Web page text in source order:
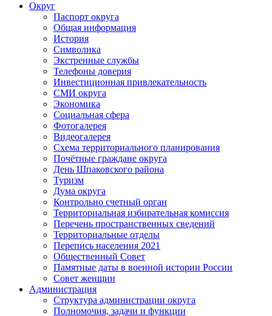
Округ
Паспорт округа
Общая информация
История
Символика
Экстренные службы
Телефоны доверия
Инвестиционная привлекательность
СМИ округа
Экономика
Социальная сфера
Фотогалерея
Видеогалерея
Схема территориального планирования
Почётные граждане округа
День Шпаковского района
Туризм
Дума округа
Контрольно счетный орган
Территориальная избирательная комиссия
Перечень пространственных сведений
Территориальные отделы
Перепись населения 2021
Общественный Совет
Памятные даты в военной истории России
Совет женщин
Администрация
Структура администрации округа
Полномочия, задачи и функции